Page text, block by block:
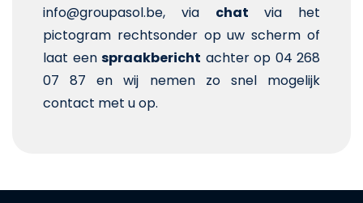
info@groupasol.be, via chat via het
pictogram rechtsonder op uw scherm of
laat een spraakbericht achter op 04 268
07 87 en wij nemen zo snel mogelijk
contact met u op.